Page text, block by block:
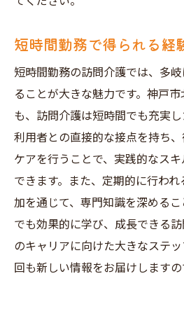
短時間勤務で得られる経
短時間勤務の訪問介護では、多
ることが大きな魅力です。神戸
も、訪問介護は短時間でも充実し
利用者との直接的な接点を持ち
ケアを行うことで、実践的なス
できます。また、定期的に行わ
加を通じて、専門知識を深める
でも効果的に学び、成長できる
のキャリアに向けた大きなステ
回も新しい情報をお届けしますの